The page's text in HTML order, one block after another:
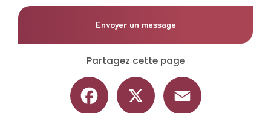
Envoyer un message
Partagez cette page
Facebook